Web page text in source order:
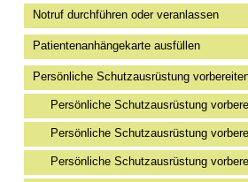
Notruf durchführen oder veranlassen
Patientenanhängekarte ausfüllen
Persönliche Schutzausrüstung
Persönliche Schutzausrüstung
Persönliche Schutzausrüstung
Persönliche Schutzausrüstung